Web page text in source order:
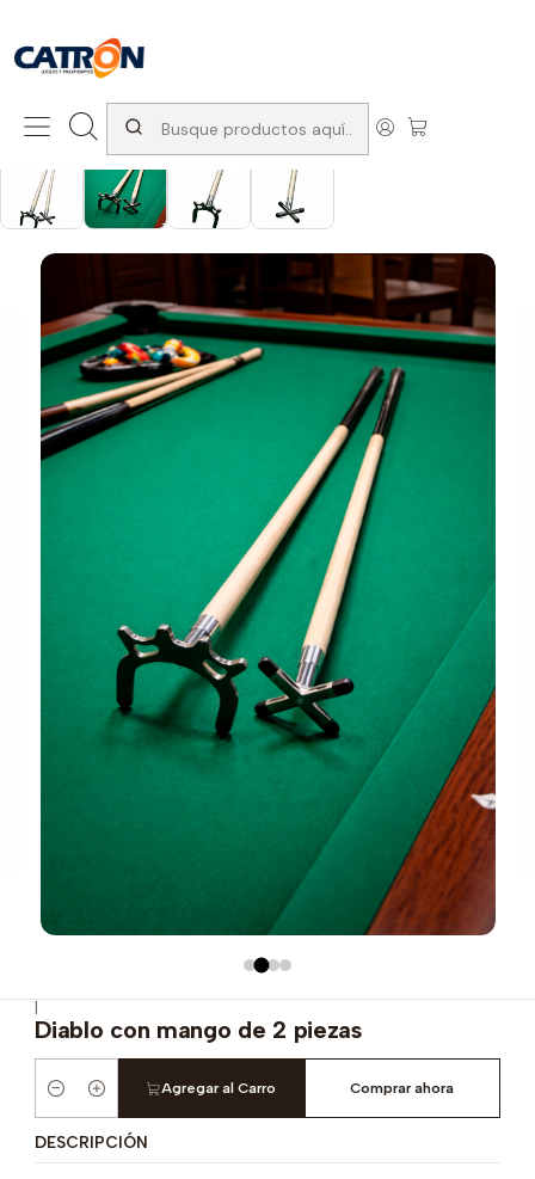
Inicio Productos
|
Diablo con mango de 2 piezas
Cantidad
Agregar al Carro Comprar ahora
DESCRIPCIÓN